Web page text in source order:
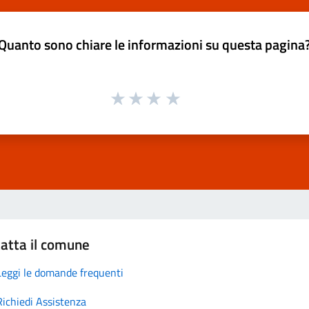
sono chiare le informazioni su questa
il comune
le domande frequenti
Assistenza